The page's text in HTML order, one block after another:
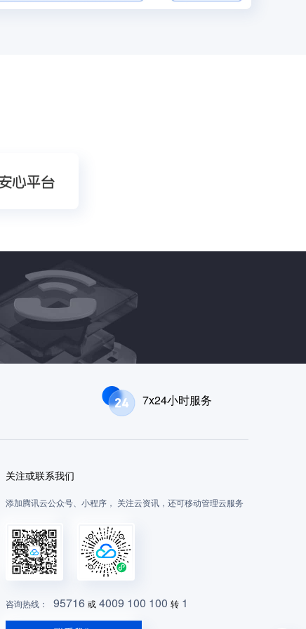
7x24小时服务
关注或联系我们
添加腾讯云公众号、小程序， 关注云资讯，还可移动管理云服务
咨询热线： 95716 或 4009 100 100 转 1